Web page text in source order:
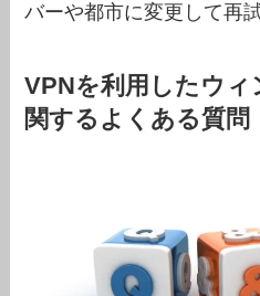
バーや都市に変更して再
VPNを利用したウィ
関するよくある質問